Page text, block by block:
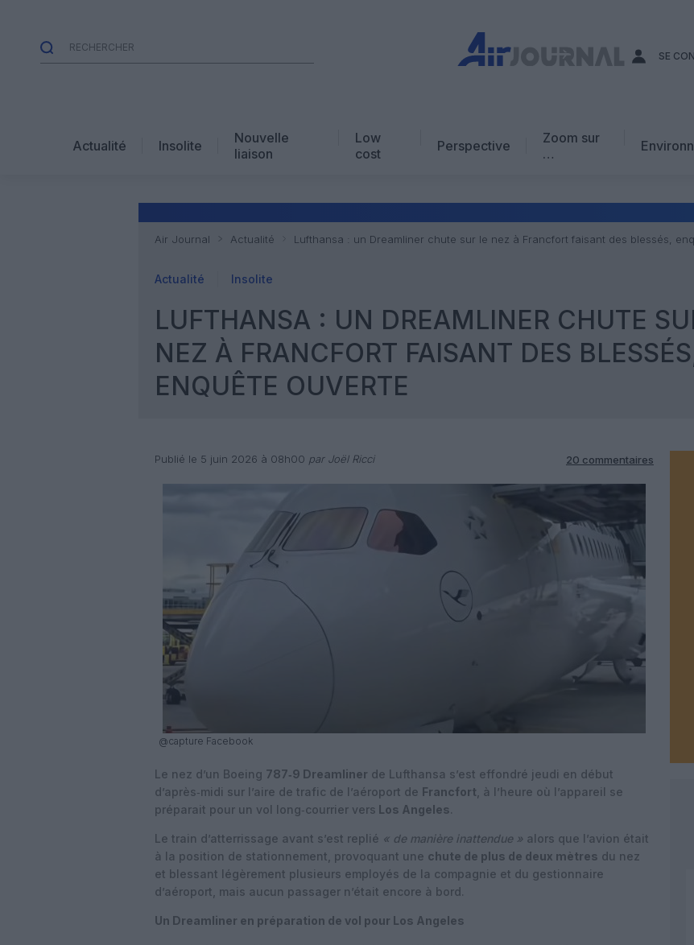
SE
Actualité Insolite
Nouvelle
liaison
Low
cost
Perspective
Zoom sur
…
Avis d’expert
Air Journal Actualité Lufthansa : un Dreamliner chute sur le nez à Francfort faisant des blessés,
Actualité Insolite
LUFTHANSA : UN DREAMLINER CHUTE
NEZ À FRANCFORT FAISANT DES
ENQUÊTE OUVERTE
Publié le 5 juin 2026 à 08h00 par Joël Ricci 20 commentaires
@capture Facebook
Le nez d’un Boeing 787‑9 Dreamliner de Lufthansa s’est effondré jeudi en début
d’après‑midi sur l’aire de trafic de l’aéroport de Francfort , à l’heure où l’appareil se
préparait pour un vol long‑courrier vers Los Angeles.
Le train d’atterrissage avant s’est replié « de manière inattendue » alors que l’avion était
à la position de stationnement, provoquant une chute de plus de deux mètres du nez
et blessant légèrement plusieurs employés de la compagnie et du gestionnaire
d’aéroport, mais aucun passager n’était encore à bord.
Un Dreamliner en préparation de vol pour Los Angeles